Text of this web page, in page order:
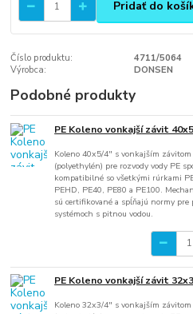
Pridať do
Číslo produktu:
4711/5064
Výrobca:
DONSEN
Podobné produkty
PE Koleno vonkajší závit
Koleno 40x5/4" s vonkajším
(polyethylén) pre rozvody vody PE
kompatibilné so všetkými rúrkami
PEHD, PE40, PE80 a PE100.
sú certifikované a spĺňajú normy pre
systémoch s pitnou vodou.
PE Koleno vonkajší závit
Koleno 32x3/4" s vonkajším